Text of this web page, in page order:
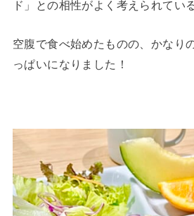
ド」との相性がよく考えられてい
空腹で食べ始めたものの、かなり
っぱいになりました！